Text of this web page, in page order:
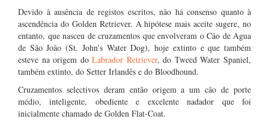
Devido à ausência de registos escritos, não há consenso quanto à
ascendência do Golden Retriever. A hipótese mais aceite sugere, no
entanto, que nasceu de cruzamentos que envolveram o Cão de Água
de São João (St. John’s Water Dog), hoje extinto e que também
esteve na origem doLabrador Retriever, do Tweed Water Spaniel,
também extinto, do Setter Irlandês e do Bloodhound.
Cruzamentos selectivos deram então origem a um cão de porte
médio, inteligente, obediente e excelente nadador que foi
inicialmente chamado de Golden Flat-Coat.